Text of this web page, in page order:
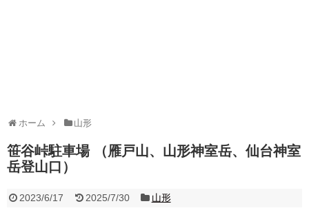
ホーム 山形
笹谷峠駐車場 （雁戸山、山形神室岳、仙台神室
岳登山口）
2023/6/17 2025/7/30 山形